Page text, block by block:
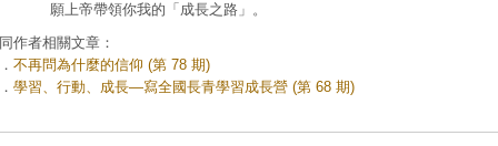
願上帝帶領你我的「成長之路」。
同作者相關文章：
． 不再問為什麼的信仰 (第 78 期)
． 學習、行動、成長—寫全國長青學習成長營 (第 68 期)